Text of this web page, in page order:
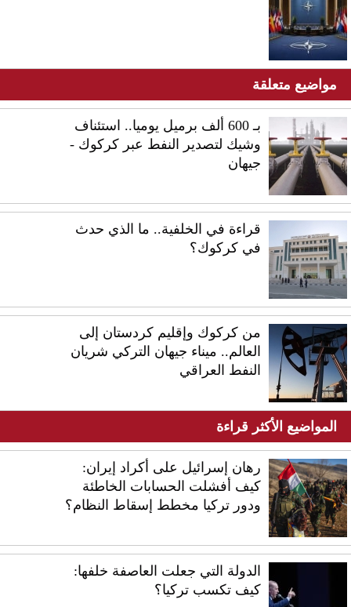
مواضيع متعلقة
بـ 600 ألف برميل يوميا.. استئناف
وشيك لتصدير النفط عبر كركوك -
جيهان
قراءة في الخلفية.. ما الذي حدث
في كركوك؟
من كركوك وإقليم كردستان إلى
العالم.. ميناء جيهان التركي شريان
النفط العراقي
المواضيع الأكثر قراءة
رهان إسرائيل على أكراد إيران:
كيف أفشلت الحسابات الخاطئة
ودور تركيا مخطط إسقاط النظام؟
الدولة التي جعلت العاصفة خلفها:
كيف تكسب تركيا؟